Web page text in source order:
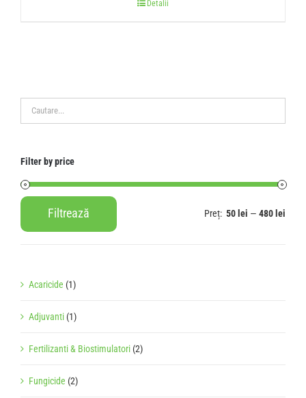
Detalii
Filter by price
Filtrează Preț: 50 lei — 480 lei
Acaricide (1)
Adjuvanti (1)
Fertilizanti & Biostimulatori (2)
Fungicide (2)